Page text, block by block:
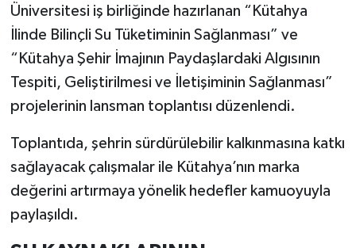
Üniversitesi iş birliğinde hazırlanan “Kütahya
İlinde Bilinçli Su Tüketiminin Sağlanması” ve
“Kütahya Şehir İmajının Paydaşlardaki Algısının
Tespiti, Geliştirilmesi ve İletişiminin Sağlanması”
projelerinin lansman toplantısı düzenlendi.
Toplantıda, şehrin sürdürülebilir kalkınmasına katkı
sağlayacak çalışmalar ile Kütahya’nın marka
değerini artırmaya yönelik hedefler kamuoyuyla
paylaşıldı.
Hisarcık
İlçeler
Köşe Yazıları
Kütahya
Otomobil